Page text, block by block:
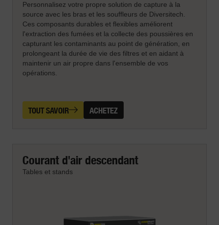
Personnalisez votre propre solution de capture à la
source avec les bras et les souffleurs de Diversitech.
Ces composants durables et flexibles améliorent
l'extraction des fumées et la collecte des poussières en
capturant les contaminants au point de génération, en
prolongeant la durée de vie des filtres et en aidant à
maintenir un air propre dans l'ensemble de vos
opérations.
TOUT SAVOIR ACHETEZ
Courant d'air descendant
Tables et stands